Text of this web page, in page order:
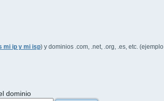
mi ip y mi isp) y dominios .com, .net, .org, .es, etc. (ejemplo
dominio